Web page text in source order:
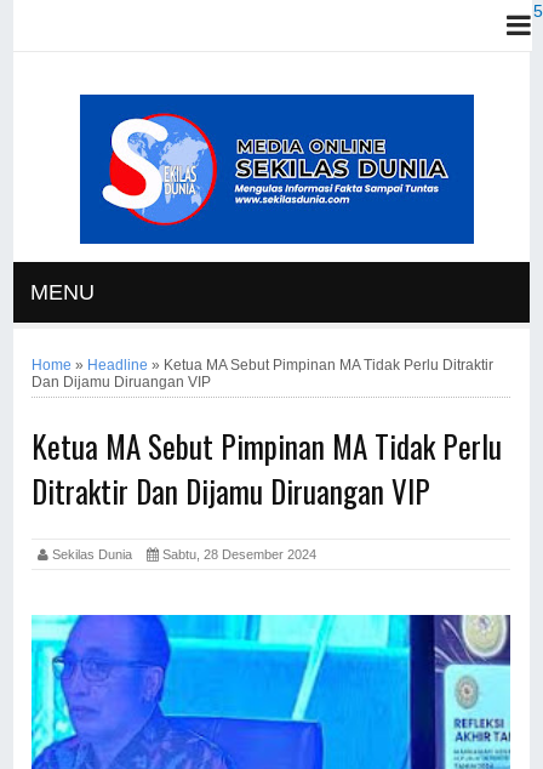
MENU
Home » Headline » Ketua MA Sebut Pimpinan MA Tidak Perlu Ditraktir
Dan Dijamu Diruangan VIP
Ketua MA Sebut Pimpinan MA Tidak Perlu
Ditraktir Dan Dijamu Diruangan VIP
Sekilas Dunia Sabtu, 28 Desember 2024